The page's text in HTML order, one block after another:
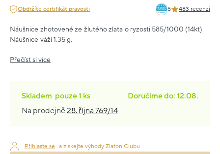
Obdržíte certifikát pravosti 5 483 recenzí
Náušnice zhotovené ze žlutého zlata o ryzosti 585/1000 (14kt).
Náušnice váží 1.35 g.
Přečíst si více
Skladem pouze1 ks
Doručíme do: 12.08.
Na prodejně28. října 769/14
Přihlaste se a získejte výhody Zlaton Clubu